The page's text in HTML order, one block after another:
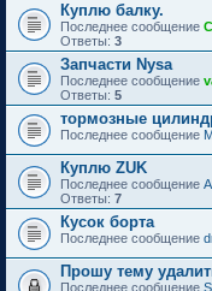
Куплю балку.
Последнее сообщение
Ответы: 3
Запчасти Nysa
Последнее сообщение
Ответы: 5
тормозные
Последнее сообщение
Куплю ZUK
Последнее сообщение
Ответы: 7
Кусок борта
Последнее сообщение
Прошу тему
Последнее сообщение